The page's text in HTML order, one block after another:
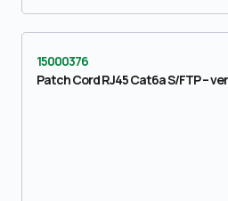
15000376
Patch Cord RJ45 Cat6a S/FTP –